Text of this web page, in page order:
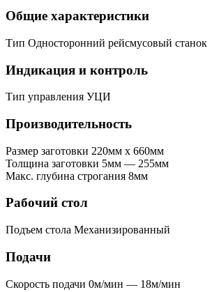
Общие характеристики
Тип Односторонний рейсмусовый станок
Индикация и контроль
Тип управления УЦИ
Производительность
Размер заготовки 220мм x 660мм
Толщина заготовки 5мм — 255мм
Макс. глубина строгания 8мм
Рабочий стол
Подъем стола Механизированный
Подачи
Скорость подачи 0м/мин — 18м/мин